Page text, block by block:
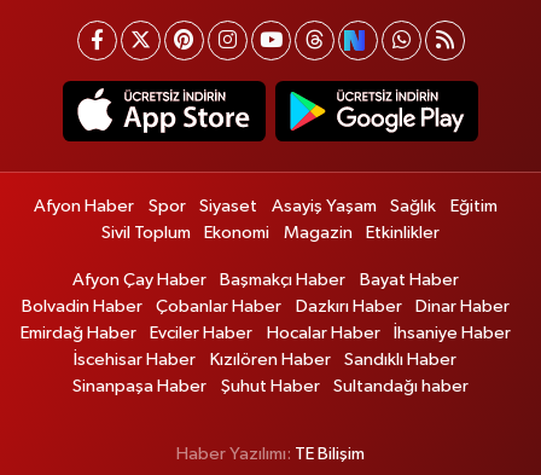
Afyon Haber Spor Siyaset Asayiş Yaşam Sağlık
Eğitim
Sivil Toplum
Ekonomi Magazin Etkinlikler
Afyon Çay Haber Başmakçı Haber
Bayat Haber
Bolvadin Haber
Çobanlar Haber Dazkırı Haber
Dinar Haber
Emirdağ Haber
Evciler Haber Hocalar Haber
İhsaniye Haber
İscehisar Haber
Kızılören Haber
Sandıklı Haber
Sinanpaşa Haber
Şuhut Haber Sultandağı haber
Haber Yazılımı: TE Bilişim